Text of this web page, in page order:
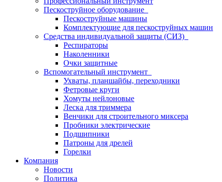
Пескоструйное оборудование
Пескоструйные машины
Комплектующие для пескоструйных машин
Средства индивидуальной защиты (СИЗ)
Респираторы
Наколенники
Очки защитные
Вспомогательный инструмент
Ухваты, планшайбы, переходники
Фетровые круги
Хомуты нейлоновые
Леска для триммера
Венчики для строительного миксера
Пробники электрические
Подшипники
Патроны для дрелей
Горелки
Компания
Новости
Политика